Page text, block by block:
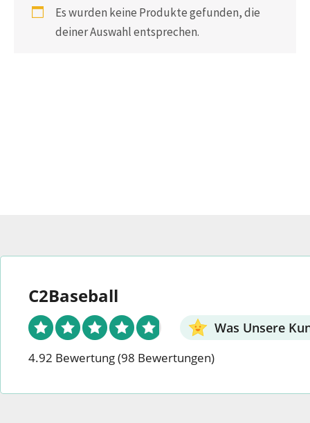
Es wurden keine Produkte gefunden, die
deiner Auswahl entsprechen.
C2Baseball
Was Unsere
4.92 Bewertung(98 Bewertungen)